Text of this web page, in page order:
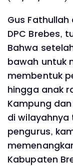
Gus
DPC Brebes,
Bahwa
bawah untuk
membentuk
hingga anak
Kampung
di wilayahnya
pengurus,
Kabupaten